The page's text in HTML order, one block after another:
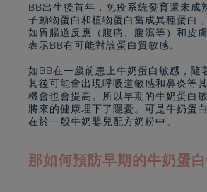
BB出生後首年，免疫系統發育還未成
子動物蛋白和植物蛋白當成異種蛋白
如胃腸道反應（腹痛、腹瀉等）和皮
表示BB有可能對該蛋白質敏感。
如BB在一歲前患上牛奶蛋白敏感，隨
其後可能會出現呼吸道敏感和鼻炎等
機會也會提高。所以早期的牛奶蛋白
將來的健康埋下了隱憂。可是牛奶蛋
在於一般牛奶嬰兒配方奶粉中。
那如何預防早期的牛奶蛋